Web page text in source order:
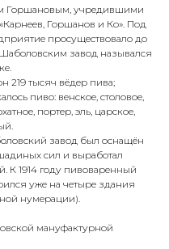
Горшановым, учредившими
Горшанов и Ко». Под
просуществовало до
завод назывался
219 тысяч вёдер пива;
пиво: венское, столовое,
портер, эль, царское,
завод был оснащён
сил и выработал
К 1914 году пивоваренный
уже на четыре здания
нумерации).
мануфактурной